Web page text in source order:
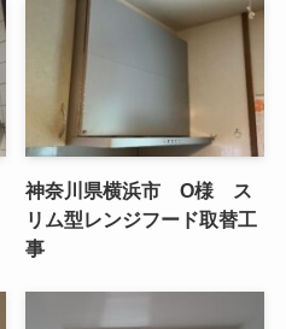
神奈川県横浜市 O様 ス
リム型レンジフード取替工
事